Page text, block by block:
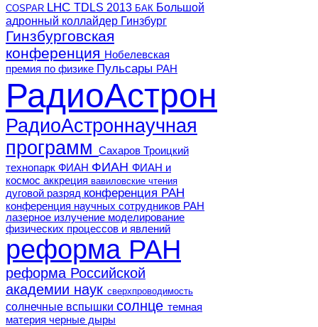
COSPAR LHC TDLS 2013 БАК Большой
адронный коллайдер Гинзбург
Гинзбурговская
конференция Нобелевская
премия по физике Пульсары РАН
РадиоАстрон
РадиоАстроннаучная
программ
Сахаров Троицкий
технопарк ФИАН ФИАН ФИАН и
космос аккреция вавиловские чтения
дуговой разряд конференция РАН
конференция научных сотрудников РАН
лазерное излучение моделирование
физических процессов и явлений
реформа РАН
реформа Российской
академии наук сверхпроводимость
солнечные вспышки солнце темная
материя черные дыры